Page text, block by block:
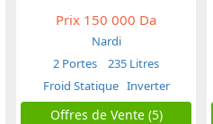
Prix 150 000 Da
Nardi
2 Portes
235 Litres
Froid Statique Inverter
Offres de Vente (5)